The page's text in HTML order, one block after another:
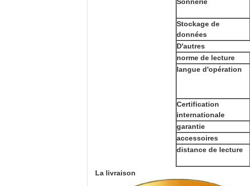
Stockage de
données
D'autres
norme de lecture
langue d'opération
Certification
internationale
garantie
accessoires
distance de lecture
La livraison